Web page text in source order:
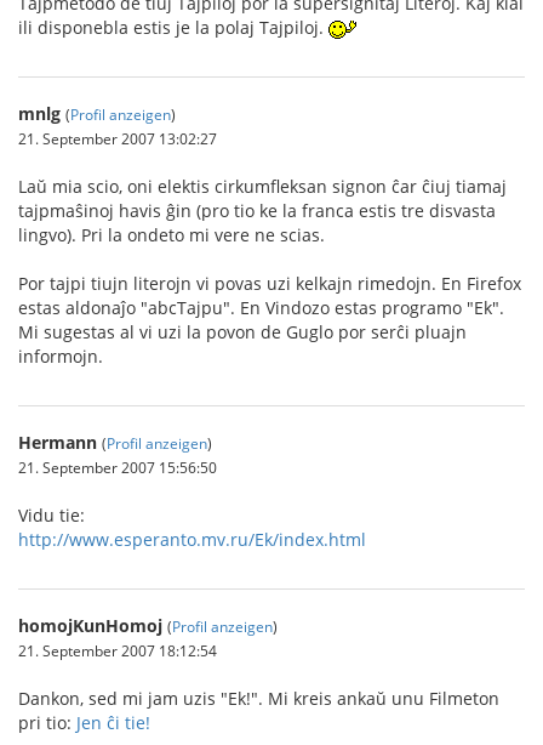
ili disponebla estis je la polaj Tajpiloj.
mnlg (Profil anzeigen)
21. September 2007 13:02:27
Laŭ mia scio, oni elektis cirkumfleksan signon ĉar ĉiuj tiamaj
tajpmaŝinoj havis ĝin (pro tio ke la franca estis tre disvasta
lingvo). Pri la ondeto mi vere ne scias.
Por tajpi tiujn literojn vi povas uzi kelkajn rimedojn. En Firefox
estas aldonaĵo "abcTajpu". En Vindozo estas programo "Ek".
Mi sugestas al vi uzi la povon de Guglo por serĉi pluajn
informojn.
Hermann (Profil anzeigen)
21. September 2007 15:56:50
Vidu tie:
http://www.esperanto.mv.ru/Ek/index.html
homojKunHomoj (Profil anzeigen)
21. September 2007 18:12:54
Dankon, sed mi jam uzis "Ek!". Mi kreis ankaŭ unu Filmeton
pri tio: Jen ĉi tie!